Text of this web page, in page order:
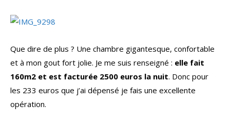
Que dire de plus ? Une chambre gigantesque, confortable
et à mon gout fort jolie. Je me suis renseigné : elle fait
160m2 et est facturée 2500 euros la nuit. Donc pour
les 233 euros que j’ai dépensé je fais une excellente
opération.